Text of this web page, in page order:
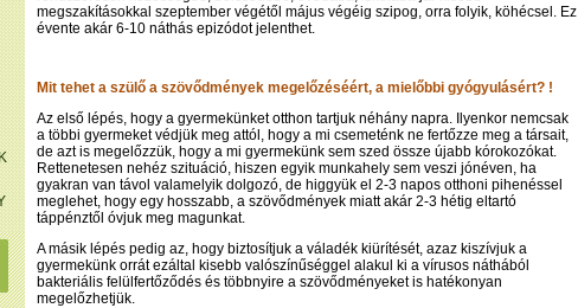
megszakításokkal szeptember végétől május végéig szipog, orra folyik, köhécsel. Ez
évente akár 6-10 náthás epizódot jelenthet.
Mit tehet a szülő a szövődmények megelőzéséért, a mielőbbi gyógyulásért? !
Az első lépés, hogy a gyermekünket otthon tartjuk néhány napra. Ilyenkor nemcsak
a többi gyermeket védjük meg attól, hogy a mi csemeténk ne fertőzze meg a társait,
de azt is megelőzzük, hogy a mi gyermekünk sem szed össze újabb kórokozókat.
Rettenetesen nehéz szituáció, hiszen egyik munkahely sem veszi jónéven, ha
gyakran van távol valamelyik dolgozó, de higgyük el 2-3 napos otthoni pihenéssel
meglehet, hogy egy hosszabb, a szövődmények miatt akár 2-3 hétig eltartó
táppénztől óvjuk meg magunkat.
A másik lépés pedig az, hogy biztosítjuk a váladék kiürítését, azaz kiszívjuk a
gyermekünk orrát ezáltal kisebb valószínűséggel alakul ki a vírusos náthából
bakteriális felülfertőződés és többnyire a szövődményeket is hatékonyan
megelőzhetjük.